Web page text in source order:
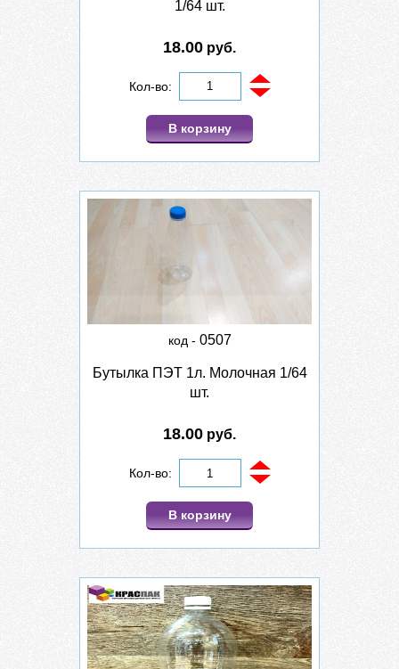
1/64 шт.
18.00 руб.
Кол-во:
В корзину
код - 0507
Бутылка ПЭТ 1л. Молочная 1/64
шт.
18.00 руб.
Кол-во:
В корзину